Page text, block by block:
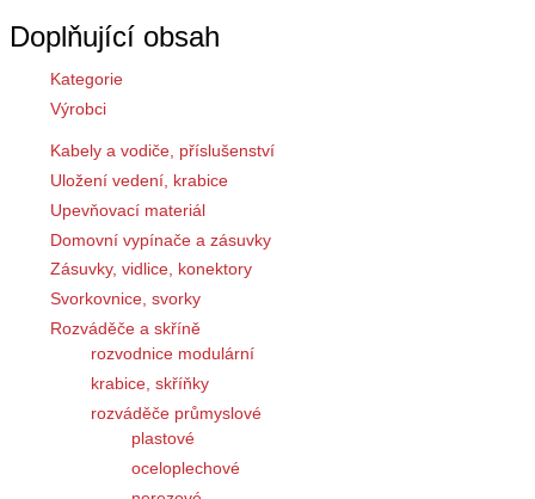
Doplňující obsah
Kategorie
Výrobci
Kabely a vodiče, příslušenství
Uložení vedení, krabice
Upevňovací materiál
Domovní vypínače a zásuvky
Zásuvky, vidlice, konektory
Svorkovnice, svorky
Rozváděče a skříně
rozvodnice modulární
krabice, skříňky
rozváděče průmyslové
plastové
oceloplechové